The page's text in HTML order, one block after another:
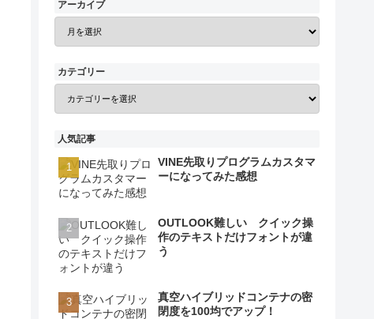
アーカイブ
カテゴリー
人気記事
VINE先取りプログラムカスタマ
ーになってみた感想
OUTLOOK難しい クイック操
作のテキストだけフォントが違
う
真空ハイブリッドコンテナの密
閉度を100均でアップ！